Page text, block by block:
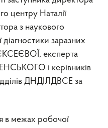
центру Наталії
з наукового
заразних
експерта
і керівників
ДНДІЛДВСЕ за
в межах робочої